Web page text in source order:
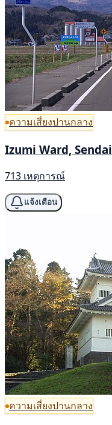
ความเสี่ยงปานกลาง
Izumi Ward, Sendai
713 เหตุการณ์
แจ้งเตือน
ความเสี่ยงปานกลาง